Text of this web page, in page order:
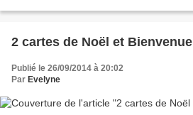
2 cartes de Noël et Bienvenue
Publié le 26/09/2014 à 20:02
Par Evelyne